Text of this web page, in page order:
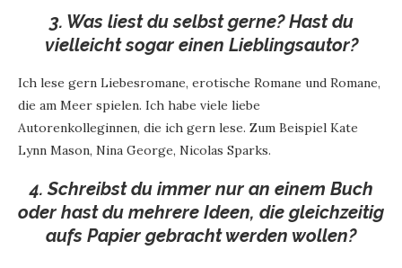
3. Was liest du selbst gerne? Hast du
vielleicht sogar einen Lieblingsautor?
Ich lese gern Liebesromane, erotische Romane und Romane,
die am Meer spielen. Ich habe viele liebe
Autorenkolleginnen, die ich gern lese. Zum Beispiel Kate
Lynn Mason, Nina George, Nicolas Sparks.
4. Schreibst du immer nur an einem Buch
oder hast du mehrere Ideen, die gleichzeitig
aufs Papier gebracht werden wollen?